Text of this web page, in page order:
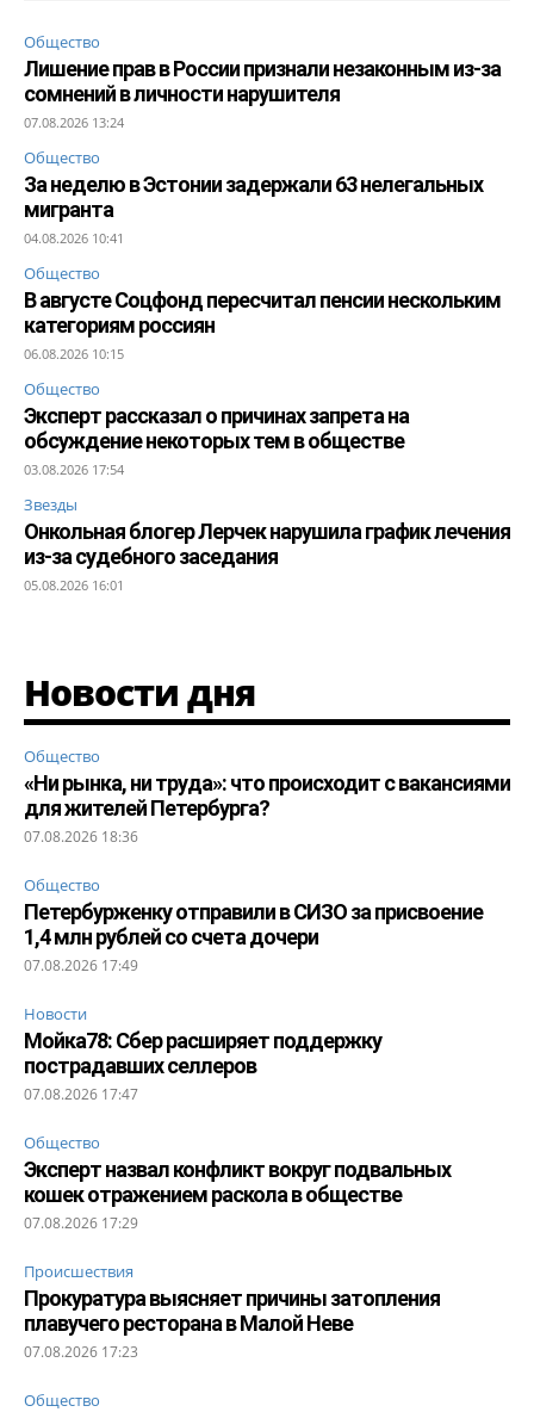
Общество
Лишение прав в России признали незаконным из-за
сомнений в личности нарушителя
07.08.2026 13:24
Общество
За неделю в Эстонии задержали 63 нелегальных
мигранта
04.08.2026 10:41
Общество
В августе Соцфонд пересчитал пенсии нескольким
категориям россиян
06.08.2026 10:15
Общество
Эксперт рассказал о причинах запрета на
обсуждение некоторых тем в обществе
03.08.2026 17:54
Звезды
Онкольная блогер Лерчек нарушила график лечения
из-за судебного заседания
05.08.2026 16:01
Новости дня
Общество
«Ни рынка, ни труда»: что происходит с вакансиями
для жителей Петербурга?
07.08.2026 18:36
Общество
Петербурженку отправили в СИЗО за присвоение
1,4 млн рублей со счета дочери
07.08.2026 17:49
Новости
Мойка78: Сбер расширяет поддержку
пострадавших селлеров
07.08.2026 17:47
Общество
Эксперт назвал конфликт вокруг подвальных
кошек отражением раскола в обществе
07.08.2026 17:29
Происшествия
Прокуратура выясняет причины затопления
плавучего ресторана в Малой Неве
07.08.2026 17:23
Общество